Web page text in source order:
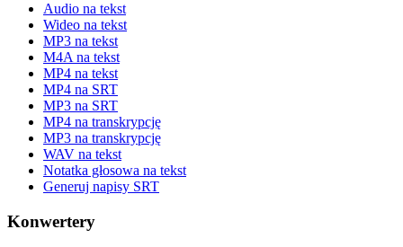
Audio na tekst
Wideo na tekst
MP3 na tekst
M4A na tekst
MP4 na tekst
MP4 na SRT
MP3 na SRT
MP4 na transkrypcję
MP3 na transkrypcję
WAV na tekst
Notatka głosowa na tekst
Generuj napisy SRT
Konwertery